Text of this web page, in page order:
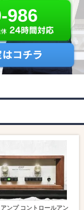
986
ンプ コントロールアン